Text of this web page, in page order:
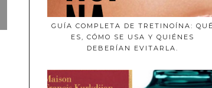
GUÍA COMPLETA DE TRETINOÍNA: QUÉ
ES, CÓMO SE USA Y QUIÉNES
DEBERÍAN EVITARLA.